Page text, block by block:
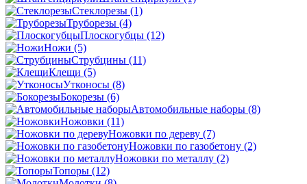
Стеклорезы (1)
Труборезы (4)
Плоскогубцы (12)
Ножи (5)
Струбцины (11)
Клещи (5)
Утконосы (8)
Бокорезы (6)
Автомобильные наборы (8)
Ножовки (11)
Ножовки по дереву (7)
Ножовки по газобетону (2)
Ножовки по металлу (2)
Топоры (12)